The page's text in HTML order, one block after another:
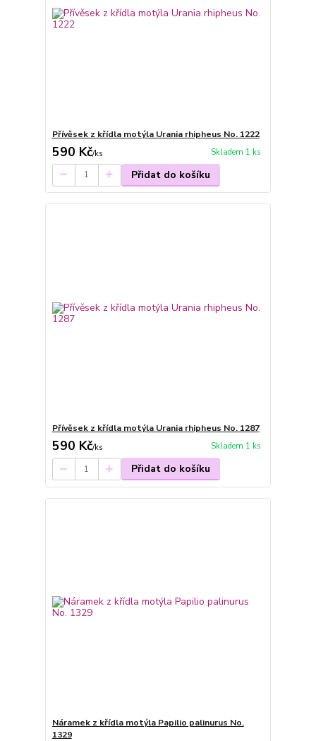
Přívěsek z křídla motýla Urania rhipheus No. 1222
590 Kč/ks Skladem 1 ks
Přidat do košíku
Přívěsek z křídla motýla Urania rhipheus No. 1287
590 Kč/ks Skladem 1 ks
Přidat do košíku
Náramek z křídla motýla Papilio palinurus No.
1329